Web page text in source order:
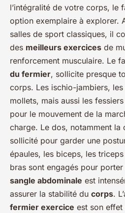
l’intégralité de votre corps, le
option exemplaire à explorer.
salles de sport classiques, il
des meilleurs exercices de
renforcement musculaire. Le
du fermier, sollicite presque
corps. Les ischio-jambiers,
mollets, mais aussi les
pour le mouvement de la
charge. Le dos, notamment la
sollicité pour garder une
épaules, les biceps, les
bras sont engagés pour
sangle abdominale est
assurer la stabilité du corps.
fermier exercice est son effet